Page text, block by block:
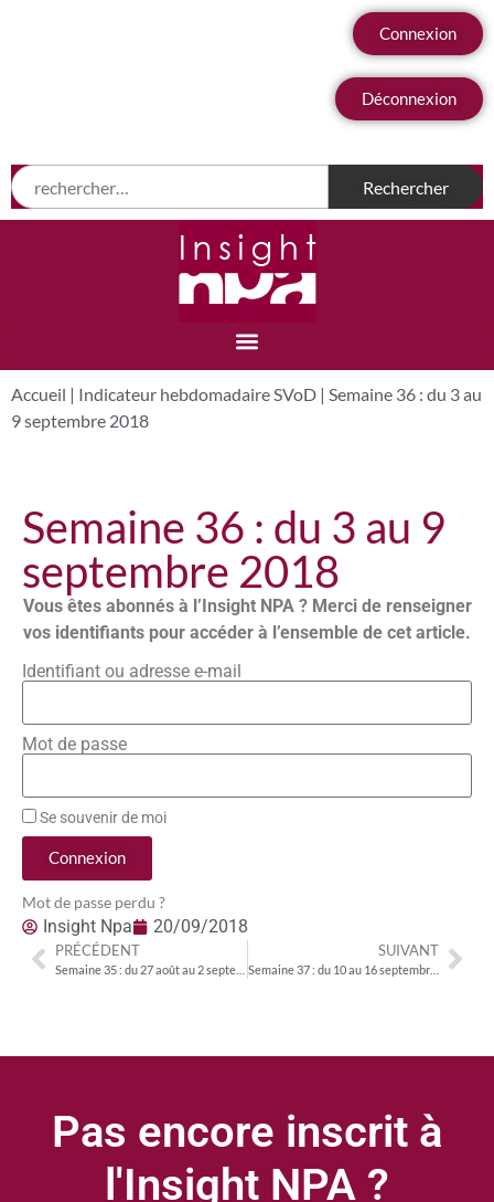
Connexion
Déconnexion
Accueil | Indicateur hebdomadaire SVoD | Semaine 36 : du 3 au
9 septembre 2018
Semaine 36 : du 3 au 9
septembre 2018
Vous êtes abonnés à l’Insight NPA ? Merci de renseigner
vos identifiants pour accéder à l’ensemble de cet article.
Identifiant ou adresse e-mail
Mot de passe
Se souvenir de moi
Connexion
Mot de passe perdu ?
Insight Npa 20/09/2018
PRÉCÉDENT SUIVANT
Semaine 37 : du 10 au 16 septembre 2018
Pas encore inscrit à
l'Insight NPA ?